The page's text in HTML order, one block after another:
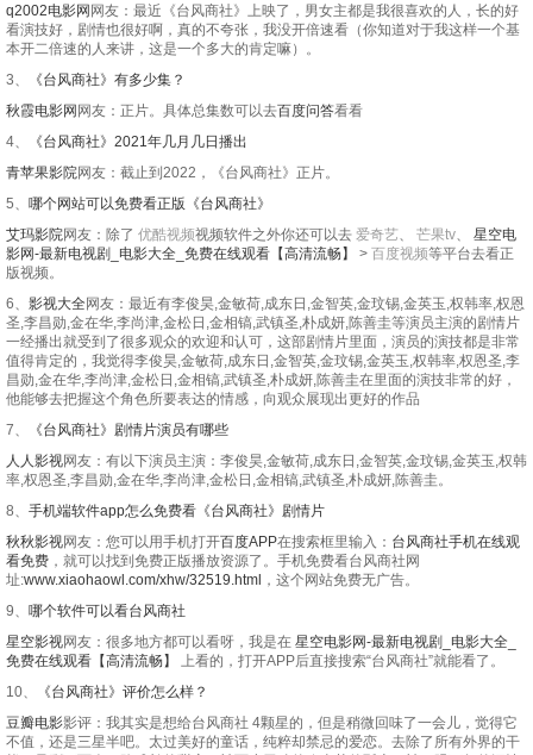
q2002电影网网友：最近《台风商社》上映了，男女主都是我很喜欢的人，长的好
看演技好，剧情也很好啊，真的不夸张，我没开倍速看（你知道对于我这样一个基
本开二倍速的人来讲，这是一个多大的肯定嘛）。
3、
《台风商社》有多少集？
秋霞电影网网友：正片。具体总集数可以去百度问答看看
4、
《台风商社》2021年几月几日播出
青苹果影院网友：截止到2022，《台风商社》正片。
5、 哪个网站可以免费看正版《台风商社》
艾玛影院网友：除了 优酷视频视频软件之外你还可以去 爱奇艺、 芒果tv、 星空电
影网-最新电视剧_电影大全_免费在线观看【高清流畅】 > 百度视频等平台去看正
版视频。
6、 影视大全网友：最近有李俊昊,金敏荷,成东日,金智英,金玟锡,金英玉,权韩率,权恩
圣,李昌勋,金在华,李尚津,金松日,金相镐,武镇圣,朴成妍,陈善圭等演员主演的剧情片
一经播出就受到了很多观众的欢迎和认可，这部剧情片里面，演员的演技都是非常
值得肯定的，我觉得李俊昊,金敏荷,成东日,金智英,金玟锡,金英玉,权韩率,权恩圣,李
昌勋,金在华,李尚津,金松日,金相镐,武镇圣,朴成妍,陈善圭在里面的演技非常的好，
他能够去把握这个角色所要表达的情感，向观众展现出更好的作品
7、
《台风商社》剧情片演员有哪些
人人影视网友：有以下演员主演：李俊昊,金敏荷,成东日,金智英,金玟锡,金英玉,权韩
率,权恩圣,李昌勋,金在华,李尚津,金松日,金相镐,武镇圣,朴成妍,陈善圭。
8、 手机端软件app怎么免费看《台风商社》剧情片
秋秋影视网友：您可以用手机打开百度APP在搜索框里输入： 台风商社手机在线观
看免费 ，就可以找到免费正版播放资源了。手机免费看台风商社网
址:www.xiaohaowl.com/xhw/32519.html ，这个网站免费无广告。
9、 哪个软件可以看台风商社
星空影视网友：很多地方都可以看呀，我是在 星空电影网-最新电视剧_电影大全_
免费在线观看【高清流畅】
上看的，打开APP后直接搜索“台风商社”就能看了。
10、
《台风商社》评价怎么样？
豆瓣电影影评：我其实是想给台风商社 4颗星的，但是稍微回味了一会儿，觉得它
不值，还是三星半吧。太过美好的童话，纯粹却禁忌的爱恋。去除了所有外界的干